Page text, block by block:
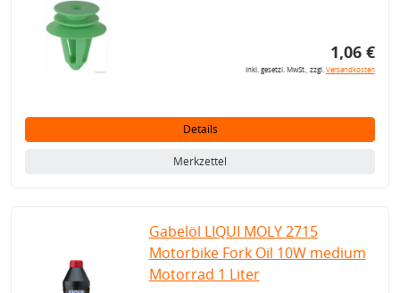
1,06 €
inkl. gesetzl. MwSt., zzgl.Versandkosten
Details
Merkzettel
Gabelöl LIQUI MOLY 2715
Motorbike Fork Oil 10W medium
Motorrad 1 Liter